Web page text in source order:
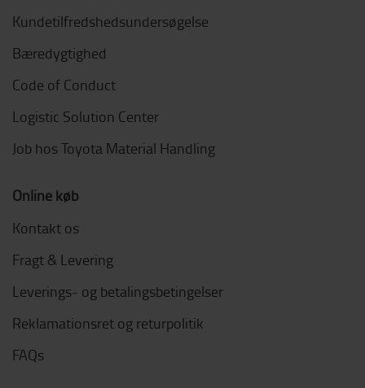
Kundetilfredshedsundersøgelse
Bæredygtighed
Code of Conduct
Logistic Solution Center
Job hos Toyota Material Handling
Online køb
Kontakt os
Fragt & Levering
Leverings- og betalingsbetingelser
Reklamationsret og returpolitik
FAQs